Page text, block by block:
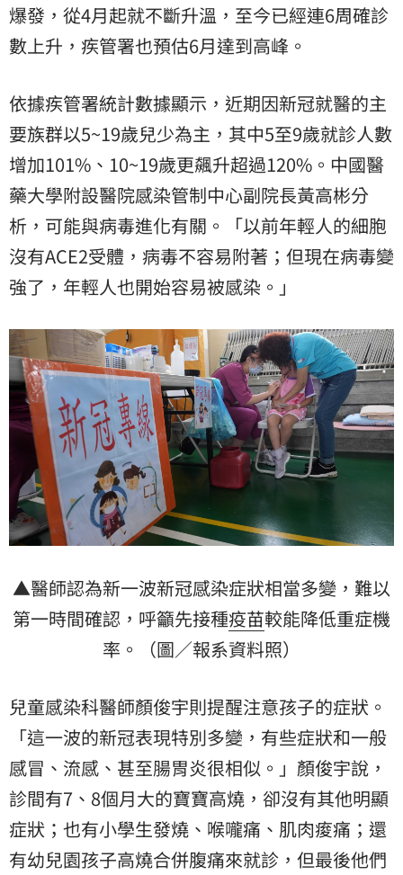
爆發，從4月起就不斷升溫，至今已經連6周確診
數上升，疾管署也預估6月達到高峰。
依據疾管署統計數據顯示，近期因新冠就醫的主
要族群以5~19歲兒少為主，其中5至9歲就診人數
增加101%、10~19歲更飆升超過120%。中國醫
藥大學附設醫院感染管制中心副院長黃高彬分
析，可能與病毒進化有關。「以前年輕人的細胞
沒有ACE2受體，病毒不容易附著；但現在病毒變
強了，年輕人也開始容易被感染。」
▲醫師認為新一波新冠感染症狀相當多變，難以
第一時間確認，呼籲先接種疫苗較能降低重症機
率。（圖／報系資料照）
兒童感染科醫師顏俊宇則提醒注意孩子的症狀。
「這一波的新冠表現特別多變，有些症狀和一般
感冒、流感、甚至腸胃炎很相似。」顏俊宇說，
診間有7、8個月大的寶寶高燒，卻沒有其他明顯
症狀；也有小學生發燒、喉嚨痛、肌肉痠痛；還
有幼兒園孩子高燒合併腹痛來就診，但最後他們